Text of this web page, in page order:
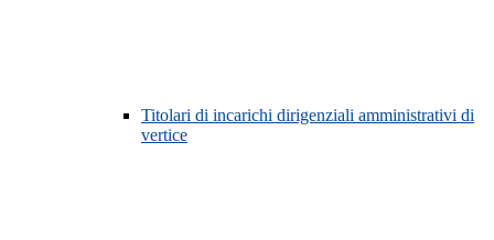
Titolari di incarichi dirigenziali amministrativi di
vertice